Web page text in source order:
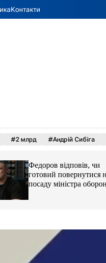
Контакти
#2 млрд #Андрій Сибіга
Федоров відповів, чи
готовий повернутися на
посаду міністра оборони